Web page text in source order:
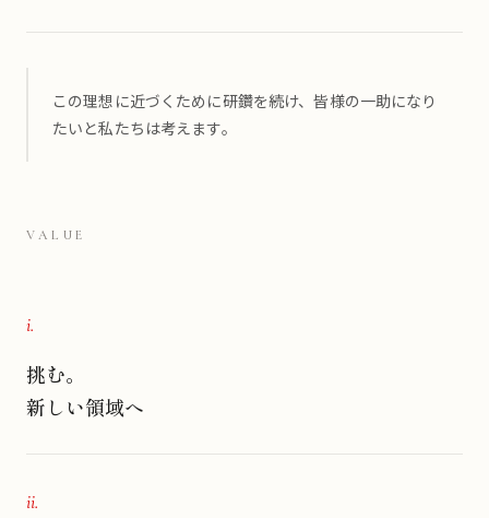
この理想に近づくために研鑽を続け、皆様の一助になり
たいと私たちは考えます。
VALUE
i.
挑む。
新しい領域へ
ii.